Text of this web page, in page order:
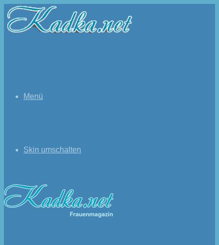
Menü
Skin umschalten